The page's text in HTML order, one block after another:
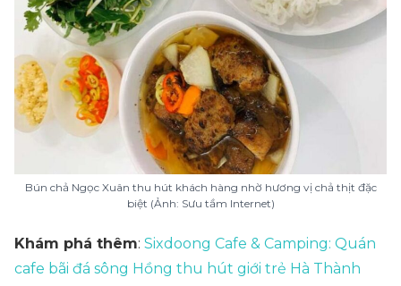
Bún chả Ngọc Xuân thu hút khách hàng nhờ hương vị chả thịt đặc
biệt (Ảnh: Sưu tầm Internet)
Khám phá thêm: Sixdoong Cafe & Camping: Quán
cafe bãi đá sông Hồng thu hút giới trẻ Hà Thành